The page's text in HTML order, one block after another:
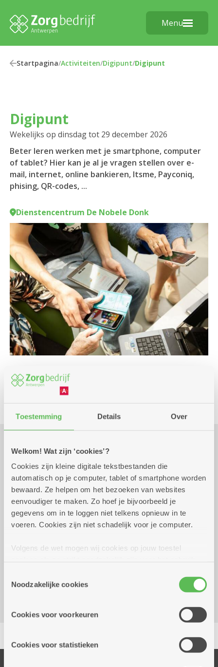
Toestemming Details Over
Welkom! Wat zijn ‘cookies’?
Cookies zijn kleine digitale tekstbestanden die
automatisch op je computer, tablet of smartphone worden
bewaard. Ze helpen om het bezoeken van websites
eenvoudiger te maken. Zo hoef je bijvoorbeeld je
gegevens om in te loggen niet telkens opnieuw in te
voeren. Cookies zijn niet schadelijk voor je computer.
Volgens de wet mogen wij cookies op jouw toestel
cookies hebben we jouw toestemming nodig. Sommige
cookies worden geplaatst door derde partijen die een
informatie over jouw (geanonimiseerd) gebruik van onze
partners kunnen deze gegevens combineren met andere
Noodzakelijke cookies
Cookies voor voorkeuren
Cookies voor statistieken
Menu
Startpagina/Activiteiten/Digipunt/Digipunt
Digipunt
Wekelijks op dinsdag tot 29 december 2026
Beter leren werken met je smartphone, computer
of tablet? Hier kan je al je vragen stellen over e-
mail, internet, online bankieren, Itsme, Payconiq,
phising, QR-codes, ...
Dienstencentrum De Nobele Donk
Cursus en workshop
Praktisch
Wekelijks op dinsdag tot 29
december 2026
10.00 uur tot
12.00 uur
gratis
Reserveer vervoer
Prinshoeveweg 21